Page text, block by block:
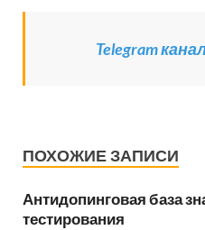
Telegram
ПОХОЖИЕ ЗАПИСИ
Антидопинговая база
тестирования